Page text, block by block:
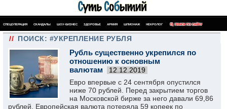
СПЕЦОПЕРАЦИЯ СКАНДАЛЫ ШОУ-БИЗНЕС ЗДОРОВЬЕ АРМИЯ ШПИОНАЖ НЕКРОЛОГ ПОИСК ПО САЙТУ
// ПОИСК: #УКРЕПЛЕНИЕ РУБЛЯ
Рубль существенно укрепился по
отношению к основным
валютам
12.12.2019
Евро впервые с 24 сентября опустился
ниже 70 рублей. Перед закрытием торгов
на Московской бирже за него давали 69,86
рублей. Европейская валюта потеряла 59 копеек по